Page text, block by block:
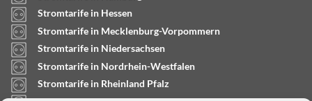
Stromtarife in Hessen
Stromtarife in Mecklenburg-Vorpommern
Stromtarife in Niedersachsen
Stromtarife in Nordrhein-Westfalen
Stromtarife in Rheinland Pfalz